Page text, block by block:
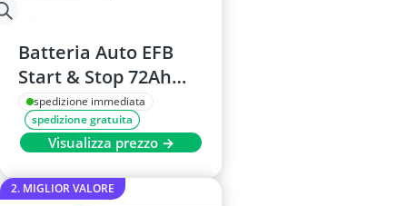
Batteria Auto EFB
Start & Stop 72Ah
800A 12V - Formato
L3, Dimensioni
276x175x190 mm,
Occhio Magico
spedizione immediata
spedizione gratuita
Visualizza prezzo →
2. MIGLIOR VALORE